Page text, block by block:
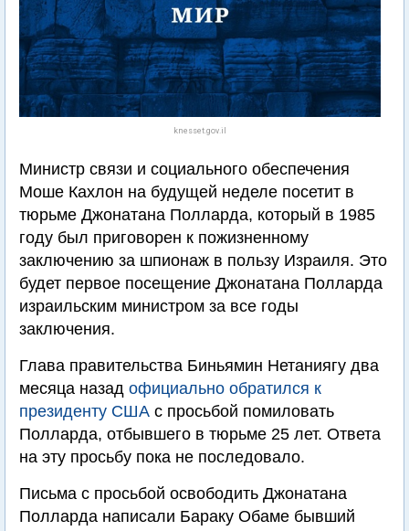
knesset.gov.il
Министр связи и социального обеспечения
Моше Кахлон на будущей неделе посетит в
тюрьме Джонатана Полларда, который в 1985
году был приговорен к пожизненному
заключению за шпионаж в пользу Израиля. Это
будет первое посещение Джонатана Полларда
израильским министром за все годы
заключения.
Глава правительства Биньямин Нетаниягу два
месяца назад официально обратился к
президенту США с просьбой помиловать
Полларда, отбывшего в тюрьме 25 лет. Ответа
на эту просьбу пока не последовало.
Письма с просьбой освободить Джонатана
Полларда написали Бараку Обаме бывший